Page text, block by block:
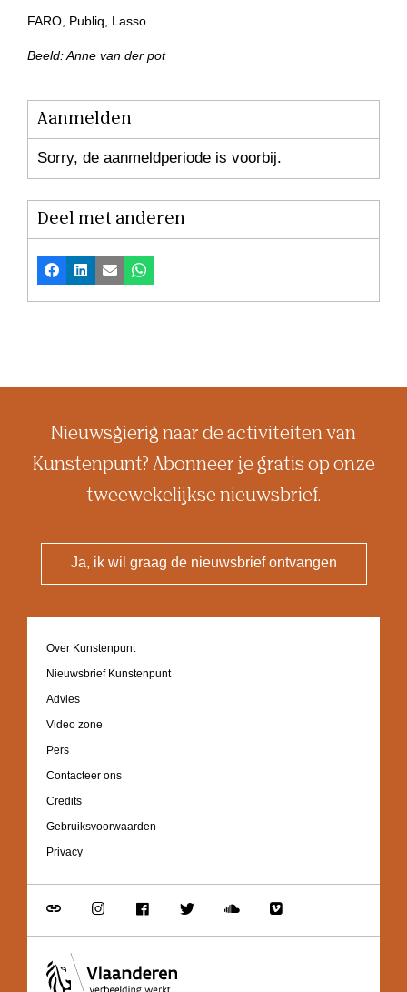
FARO, Publiq, Lasso
Beeld: Anne van der pot
Aanmelden
Sorry, de aanmeldperiode is voorbij.
Deel met anderen
Facebook
LinkedInE-mailWhatsapp
Nieuwsgierig naar de activiteiten van
Kunstenpunt? Abonneer je gratis op onze
tweewekelijkse nieuwsbrief.
Ja, ik wil graag de nieuwsbrief ontvangen
Footer
navigation
Over Kunstenpunt
Nieuwsbrief Kunstenpunt
Advies
Video zone
Pers
Contacteer ons
Credits
Gebruiksvoorwaarden
Privacy
Go
to
Go
to
Go
to
Go
to
Go
to
to